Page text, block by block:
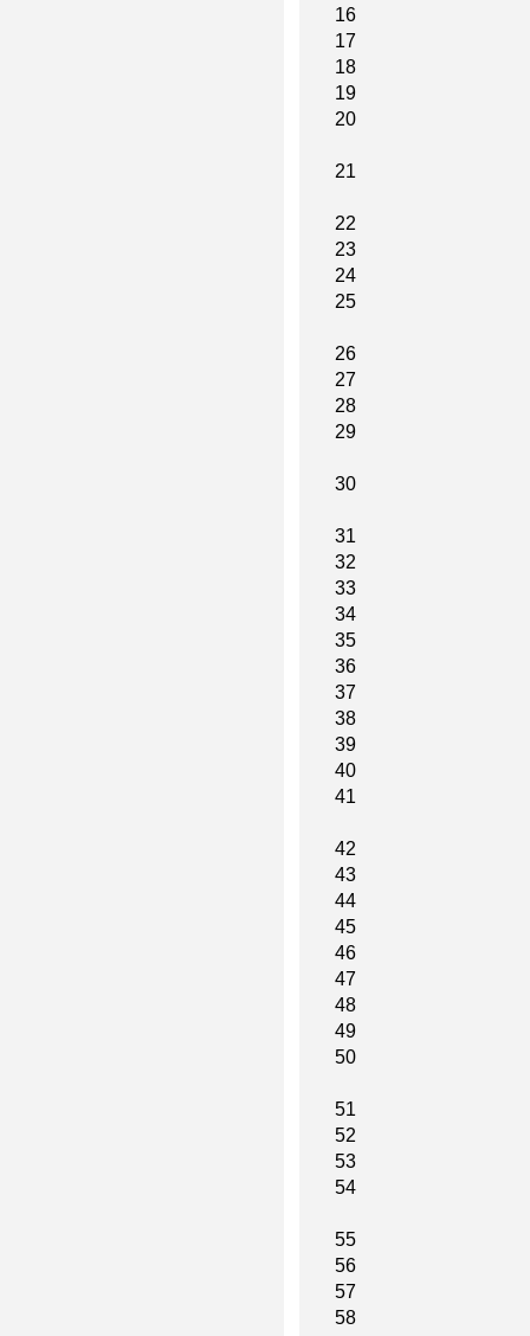
16
17
18
19
20
21
22
23
24
25
26
27
28
29
30
31
32
33
34
35
36
37
38
39
40
41
42
43
44
45
46
47
48
49
50
51
52
53
54
55
56
57
58